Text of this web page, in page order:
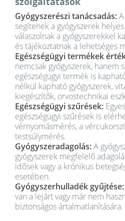
Gyógyszerészi tanácsadás:
segítenek a gyógyszerek
válaszolnak a gyógyszerekkel
és tájékoztatnak a lehetséges
Egészségügyi termékek
nemcsak gyógyszerek, hanem
egészségügyi termék is
nélkül kapható gyógyszerek,
kiegészítők, orvostechnikai
Egészségügyi szűrések:
egészségügyi szűrések is
vérnyomásmérés, a
testsúlymérés.
Gyógyszeradagolás:A
gyógyszerek megfelelő
idősek vagy a krónikus
esetében.
Gyógyszerhulladék gyűjtése:
van a lejárt vagy már nem
biztonságos ártalmatlanítására.